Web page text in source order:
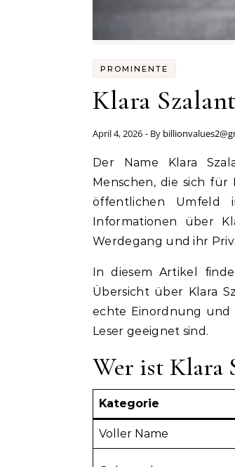
PROMINENTE
Klara
April 4, 2026 - By
Der Name Klara Szalantzy gewinnt zunehmend an Aufmerksamkeit, besonders bei
Menschen, die sich
öffentlichen Umfeld
Informationen über
Werdegang und ihr
In diesem Artikel
Übersicht über Klara
echte Einordnung und
Leser geeignet sind.
Wer ist Klara
Kategorie
Voller Name